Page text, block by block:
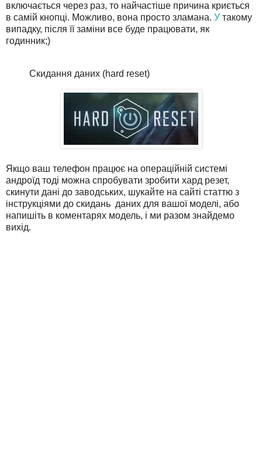
включається через раз, то найчастіше причина криється
в самій кнопці. Можливо, вона просто зламана. У такому
випадку, після її заміни все буде працювати, як
годинник;)
Скидання даних (hard reset)
Якщо ваш телефон працює на операційній системі
андроїд тоді можна спробувати зробити хард резет,
скинути дані до заводських, шукайте на сайті статтю з
інструкціями до скидань даних для вашої моделі, або
напишіть в коментарях модель, і ми разом знайдемо
вихід.